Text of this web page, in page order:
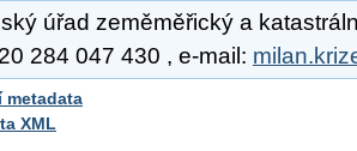
úřad zeměměřický a
284 047 430 , e-mail:
metadata
XML